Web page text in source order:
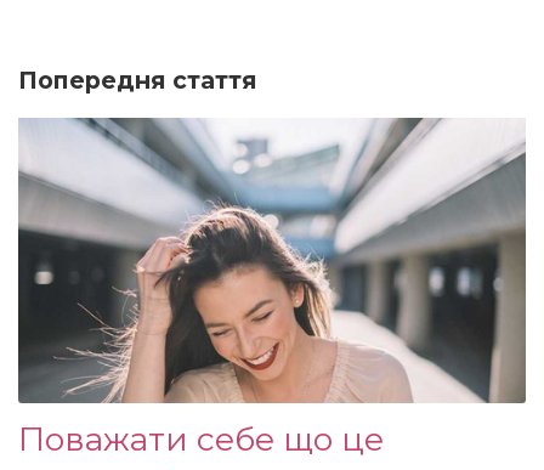
Попередня стаття
Поважати себе що це